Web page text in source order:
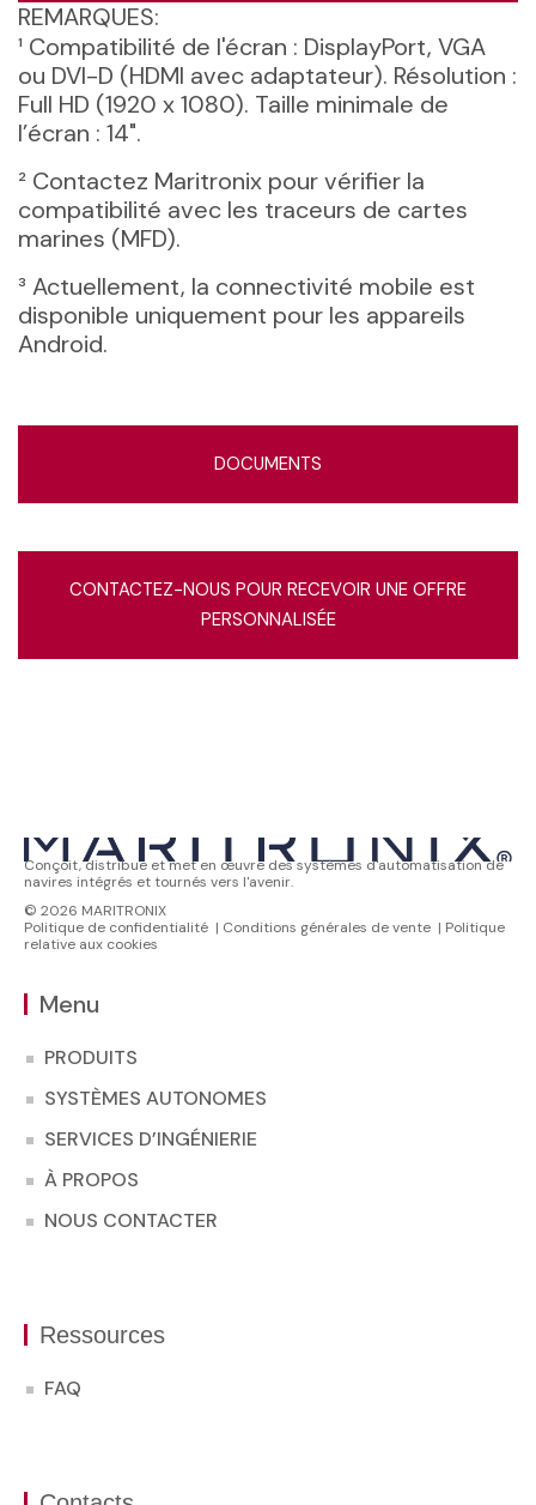
REMARQUES:
¹ Compatibilité de l'écran : DisplayPort, VGA
ou DVI-D (HDMI avec adaptateur). Résolution :
Full HD (1920 x 1080). Taille minimale de
l’écran : 14".
² Contactez Maritronix pour vérifier la
compatibilité avec les traceurs de cartes
marines (MFD).
³ Actuellement, la connectivité mobile est
disponible uniquement pour les appareils
Android.
DOCUMENTS
CONTACTEZ-NOUS POUR RECEVOIR UNE OFFRE
PERSONNALISÉE
Conçoit, distribue et met en œuvre des systèmes d'automatisation de
navires intégrés et tournés vers l'avenir.
© 2026 MARITRONIX
Politique de confidentialité | Conditions générales de vente | Politique
relative aux cookies
Menu
PRODUITS
SYSTÈMES AUTONOMES
SERVICES D’INGÉNIERIE
À PROPOS
NOUS CONTACTER
Ressources
FAQ